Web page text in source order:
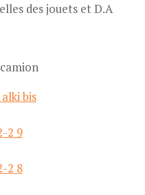
des jouets et D.A